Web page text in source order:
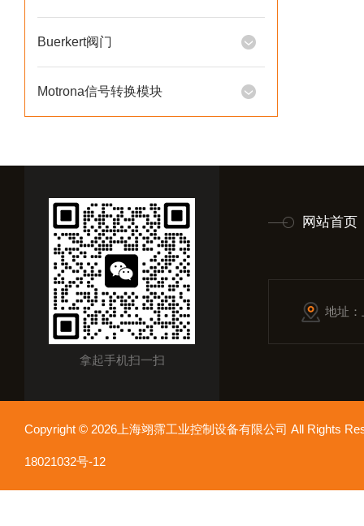
Buerkert阀门
Motrona信号转换模块
拿起手机扫一扫
网站首页
地址
Copyright © 2026上海翊霈工业控制设备有限公司 All Rights
18021032号-12